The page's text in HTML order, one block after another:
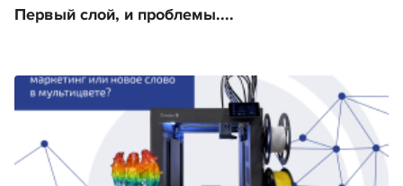
Первый слой, и проблемы....